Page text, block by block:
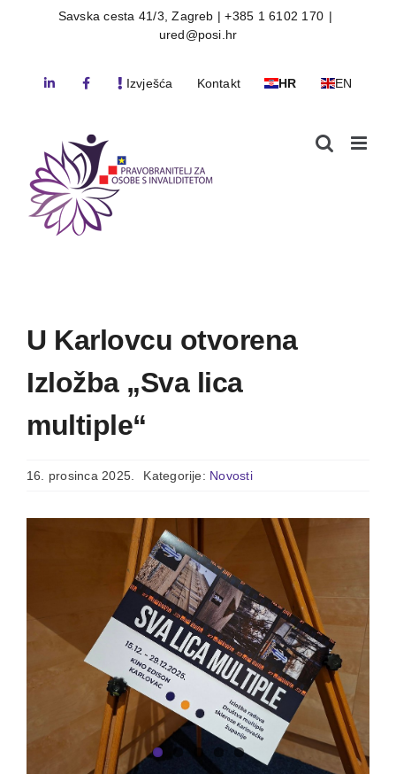
Savska cesta 41/3, Zagreb | +385 1 6102 170 |
ured@posi.hr
Izvješća Kontakt HR EN
U Karlovcu otvorena
Izložba „Sva lica
multiple“
16. prosinca 2025. Kategorije: Novosti